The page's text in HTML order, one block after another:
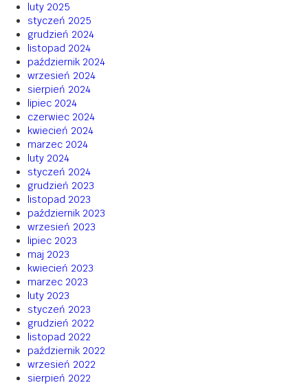
luty 2025
styczeń 2025
grudzień 2024
listopad 2024
październik 2024
wrzesień 2024
sierpień 2024
lipiec 2024
czerwiec 2024
kwiecień 2024
marzec 2024
luty 2024
styczeń 2024
grudzień 2023
listopad 2023
październik 2023
wrzesień 2023
lipiec 2023
maj 2023
kwiecień 2023
marzec 2023
luty 2023
styczeń 2023
grudzień 2022
listopad 2022
październik 2022
wrzesień 2022
sierpień 2022